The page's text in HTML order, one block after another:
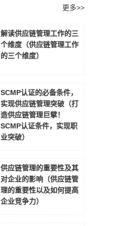
更多>>
解读供应链管理工作的三
个维度（供应链管理工作
的三个维度）
SCMP认证的必备条件，
实现供应链管理突破（打
造供应链管理巨擘！
SCMP认证条件，实现职
业突破）
供应链管理的重要性及其
对企业的影响（供应链管
理的重要性以及如何提高
企业竞争力）